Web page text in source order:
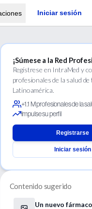
Iniciar sesión
¡Súmese a la Red
Regístrese en IntraMed y
profesionales de la salud de
Latinoamérica.
+1.1 M profesionales de la
Impulse su perfil
Registrarse
Iniciar sesión
Contenido sugerido
Un nuevo